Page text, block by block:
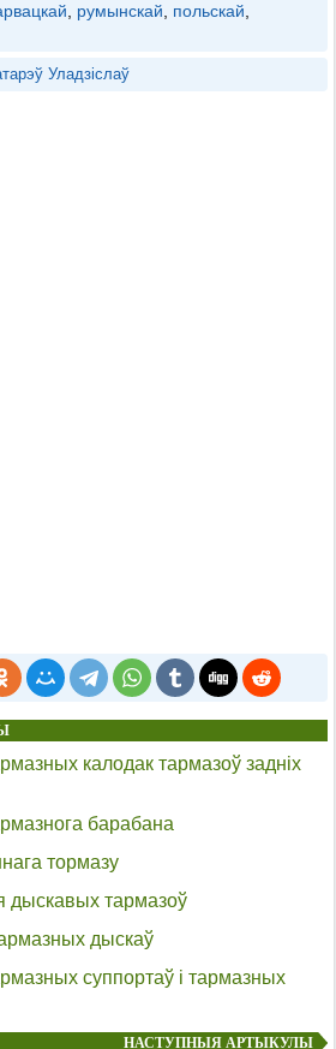
румынскай польскай
Уладзіслаў
калодак тармазоў задніх
барабана
тормазу
дыскавых тармазоў
дыскаў
суппортаў і тармазных
НАСТУПНЫЯ АРТЫКУЛЫ